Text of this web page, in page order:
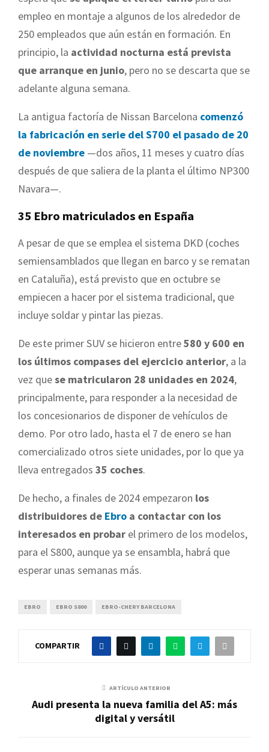
empleo en montaje a algunos de los alrededor de
250 empleados que aún están en formación. En
principio, la actividad nocturna está prevista
que arranque en junio, pero no se descarta que se
adelante alguna semana.
La antigua factoría de Nissan Barcelona comenzó
la fabricación en serie del S700 el pasado de 20
de noviembre —dos años, 11 meses y cuatro días
después de que saliera de la planta el último NP300
Navara—.
35 Ebro matriculados en España
A pesar de que se emplea el sistema DKD (coches
semiensamblados que llegan en barco y se rematan
en Cataluña), está previsto que en octubre se
empiecen a hacer por el sistema tradicional, que
incluye soldar y pintar las piezas.
De este primer SUV se hicieron entre580 y 600 en
los últimos compases del ejercicio anterior, a la
vez quese matricularon 28 unidades en 2024,
principalmente, para responder a la necesidad de
los concesionarios de disponer de vehículos de
demo. Por otro lado, hasta el 7 de enero se han
comercializado otros siete unidades, por lo que ya
lleva entregados 35 coches.
De hecho, a finales de 2024 empezaron los
distribuidores de Ebro a contactar con los
interesados en probar el primero de los modelos,
para el S800, aunque ya se ensambla, habrá que
esperar unas semanas más.
EBRO EBRO S800 EBRO-CHERY BARCELONA
COMPARTIR
ARTÍCULO ANTERIOR
Audi presenta la nueva familia del A5: más
digital y versátil